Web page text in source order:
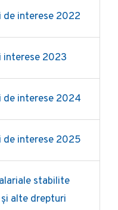
de interese 2022
interese 2023
de interese 2024
de interese 2025
stabilite
alte drepturi